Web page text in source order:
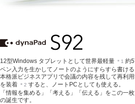
12型Windows タブレットとして世界最軽量 ＊1 約
ペン入力を生かしてノートのようにすらすら書ける
本格派ビジネスアプリで会議の内容を残して再利
を装着 ＊2 すると、ノートPCとしても使える。
「情報を集める」「考える」「伝える」をこの一
の誕生です。